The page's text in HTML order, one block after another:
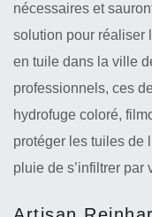
nécessaires et
solution pour réaliser
en tuile dans la ville
professionnels, ces
hydrofuge coloré,
protéger les tuiles de
pluie de s’infiltrer par